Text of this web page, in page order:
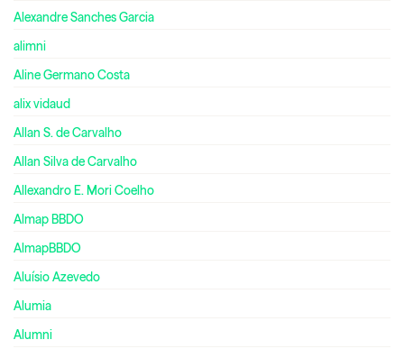
Alexandre Sanches Garcia
alimni
Aline Germano Costa
alix vidaud
Allan S. de Carvalho
Allan Silva de Carvalho
Allexandro E. Mori Coelho
Almap BBDO
AlmapBBDO
Aluísio Azevedo
Alumia
Alumni